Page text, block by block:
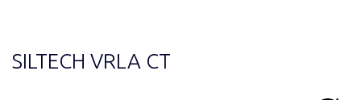
SILTECH VRLA СТ